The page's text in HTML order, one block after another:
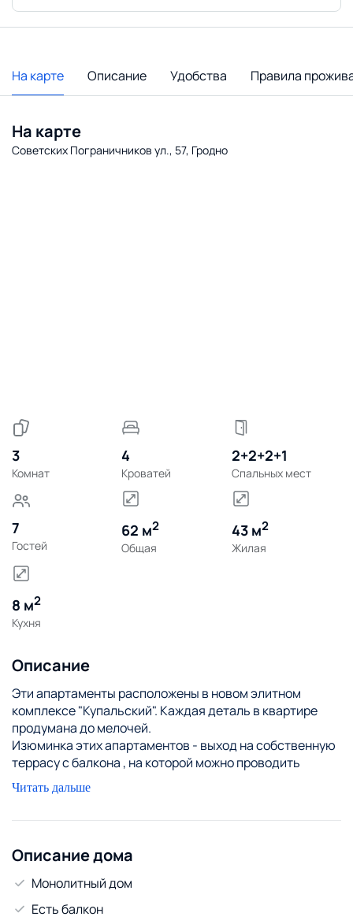
На карте Описание Удобства Правила
3
Комнат
4
Кроватей
2+2+2+1
Спальных мест
7
Гостей
62 м2
Общая
43 м2
Жилая
8 м2
Кухня
На карте
Советских Пограничников ул., 57, Гродно
Описание
Эти апартаменты расположены в новом элитном
комплексе "Купальский". Каждая деталь в квартире
продумана до мелочей.
Изюминка этих апартаментов - выход на собственную
террасу с балкона , на которой можно проводить
вечера за чашечкой кофе , читая любимый роман. На
паркинге имеется собственное место для автомобиля .
легкость.
Имеется две двухспальные кровати, вместительный
диван и кресло -кровать. Летом не будет жарко-
установлен кондиционер. Современная кухня
оборудована всей необходимой техникой, включая
Читать дальше
Описание дома
Монолитный дом
Есть балкон